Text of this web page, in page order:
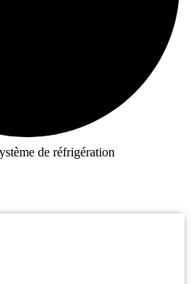
de réfrigération